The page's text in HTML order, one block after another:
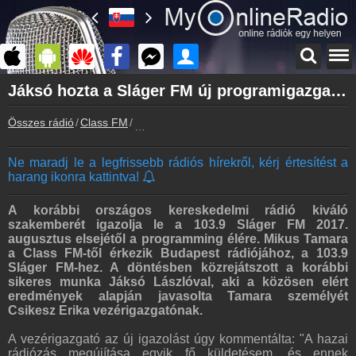
Főoldal
myonlineradio.hu
Class FM
Bejelentkezés
Hozz létre saját fiókot!
Archívum
Class FM korábbi adásai
Frekvenciák
Class FM frekvencia
Kapcsolat
Írj nekünk!
Partnerek
Rádiós partnerek
Jáksó hozta a Sláger FM új programigazgatóját
Összes rádió Class FM
Ne maradj le a legfrissebb rádiós hírekről, kérj értesítést a
harang ikonra kattintva!
A korábbi országos kereskedelmi rádió kiváló
szakemberét igazolja le a 103.9 Sláger FM 2017.
augusztus elsejétől a programming élére. Mikus Tamara
a Class FM-től érkezik Budapest rádiójához, a 103.9
Sláger FM-hez. A döntésben közrejátszott a korábbi
sikeres munka Jáksó Lászlóval, aki a közösen elért
eredmények alapján javasolta Tamara személyét
Csikesz Erika vezérigazgatónak.
A vezérigazgató az új igazolást úgy kommentálta: "A hazai